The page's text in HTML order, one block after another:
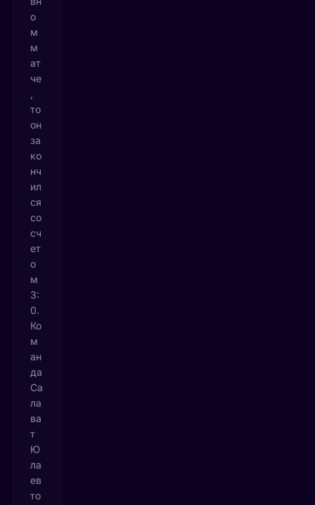
о
м
м
ат
че
то
он
за
ко
нч
ил
ся
со
сч
ет
о
м
3:
0.
Ко
м
ан
да
Са
ла
ва
т
Ю
ла
ев
то